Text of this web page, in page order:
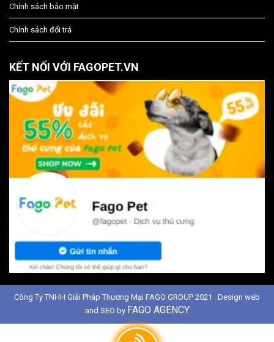
Chính sách bảo mật
Chính sách đổi trả
KẾT NỐI VỚI FAGOPET.VN
Công Ty TNHH Giải Pháp Thương Mại FAGO GROUP 2021 . Design web
and SEO by FAGO AGENCY